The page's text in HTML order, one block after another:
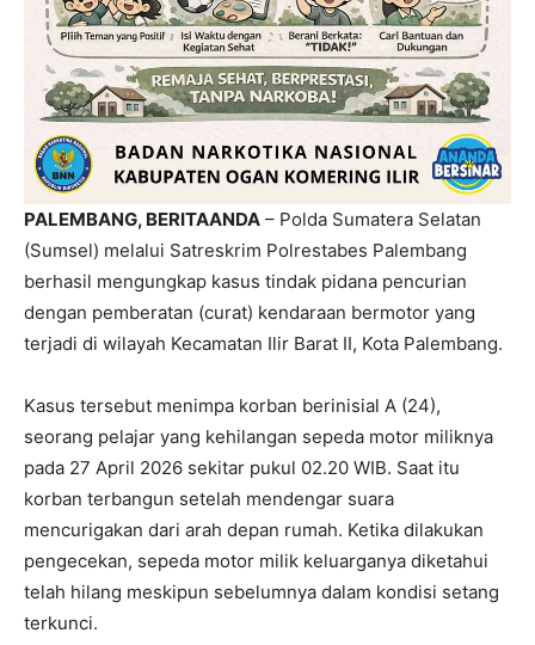
PALEMBANG, BERITAANDA – Polda Sumatera Selatan
(Sumsel) melalui Satreskrim Polrestabes Palembang
berhasil mengungkap kasus tindak pidana pencurian
dengan pemberatan (curat) kendaraan bermotor yang
terjadi di wilayah Kecamatan Ilir Barat II, Kota Palembang.
Kasus tersebut menimpa korban berinisial A (24),
seorang pelajar yang kehilangan sepeda motor miliknya
pada 27 April 2026 sekitar pukul 02.20 WIB. Saat itu
korban terbangun setelah mendengar suara
mencurigakan dari arah depan rumah. Ketika dilakukan
pengecekan, sepeda motor milik keluarganya diketahui
telah hilang meskipun sebelumnya dalam kondisi setang
terkunci.